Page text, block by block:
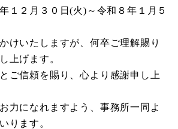
１２月３０日(火)～令和８年１月５
けいたしますが、何卒ご理解賜り
申し上げます。
ご信頼を賜り、心より感謝申し上
力になれますよう、事務所一同よ
いります。